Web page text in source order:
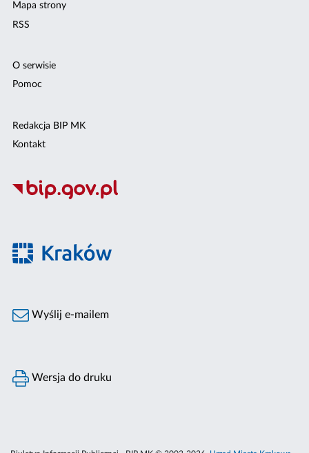
Mapa strony
RSS
O serwisie
Pomoc
Redakcja BIP MK
Kontakt
Wyślij e-mailem
Wersja do druku